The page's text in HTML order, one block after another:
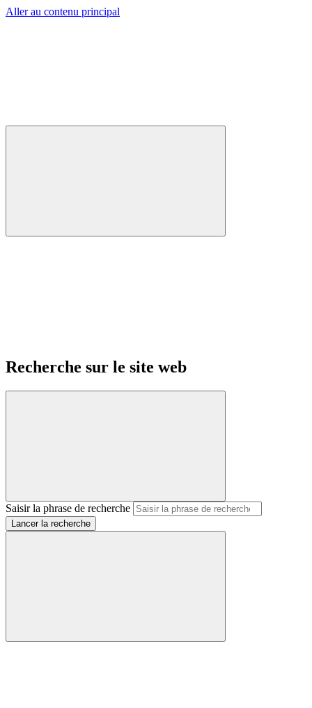
Aller au contenu principal
Recherche sur le site web
Saisir la phrase de recherche
Lancer la recherche